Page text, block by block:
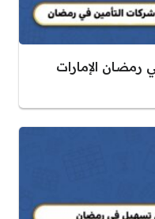
رمضان الإمارات